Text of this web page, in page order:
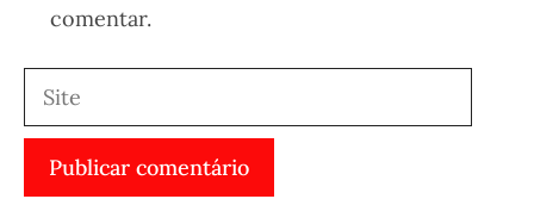
comentar.
Site